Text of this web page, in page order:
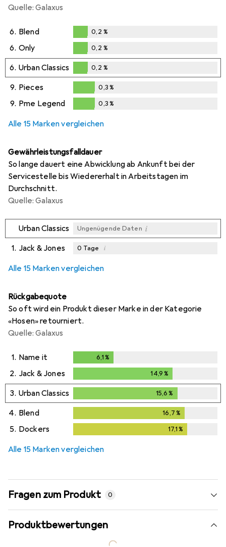
Quelle: Galaxus
6. Blend
0,2%
0,2 %
6. Only
0,2%
0,2 %
6. Urban Classics
0,2%
0,2 %
9. Pieces
0,3%
0,3%
9. Pme Legend 0,3%
Alle 15 Marken vergleichen
Gewährleistungsfalldauer
So lange dauert eine Abwicklung ab Ankunft bei der
Servicestelle bis Wiedererhalt in Arbeitstagen im
Durchschnitt.
Quelle: Galaxus
Urban Classics Ungenügende Daten i
1. Jack & Jones 0 Tage i
Alle 15 Marken vergleichen
Rückgabequote
So oft wird ein Produkt dieser Marke in der Kategorie
«Hosen» retourniert.
Quelle: Galaxus
1. Name it 6,1 %
2. Jack & Jones 14,9 %
3. Urban Classics 15,6 %
4. Blend 16,7 %
5. Dockers 17,1 %
Alle 15 Marken vergleichen
Fragen zum Produkt 0
Produktbewertungen